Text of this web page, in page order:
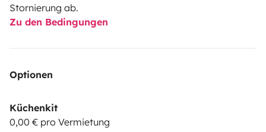
Stornierung ab.
Zu den Bedingungen
Optionen
Küchenkit
0,00 € pro Vermietung